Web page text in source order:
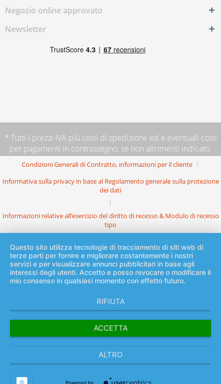
Negozio online approvato
Newsletter
* Tutti i prezzi IVA più costi di spedizione ed e eventuali costi
per pagamenti in contrassegno, se non altrimenti indicato.
Condizioni Generali di Contratto, informazioni per il cliente
Informativa sulla privacy in base al Regolamento generale sulla protezione
dei dati
Informazioni relative all’esercizio del diritto di recesso & Modulo di recesso
tipo
Questo sito utilizza tecnologie di tracciamento di siti web di
terze parti per fornire e migliorare costantemente i nostri
servizi e per visualizzare annunci pubblicitari in base agli
interessi degli utenti. Accetto e posso revocare o modificare il
mio consenso in qualsiasi momento con effetto futuro.
RIFIUTA
ACCETTA
ALTRO
Powered by